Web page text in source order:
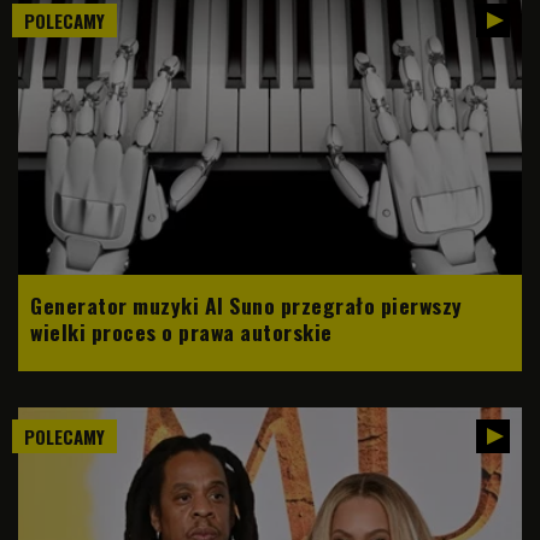
POLECAMY
Generator muzyki AI Suno przegrało pierwszy
wielki proces o prawa autorskie
POLECAMY